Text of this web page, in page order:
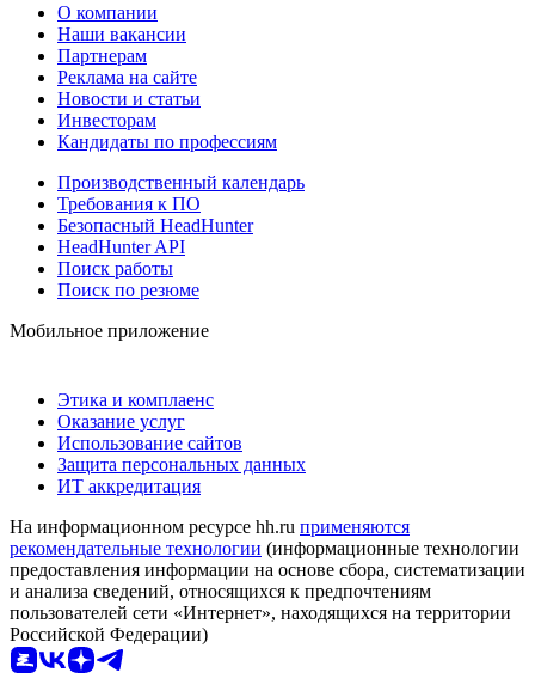
О компании
Наши вакансии
Партнерам
Реклама на сайте
Новости и статьи
Инвесторам
Кандидаты по профессиям
Производственный календарь
Требования к ПО
Безопасный HeadHunter
HeadHunter API
Поиск работы
Поиск по резюме
Мобильное приложение
Этика и комплаенс
Оказание услуг
Использование сайтов
Защита персональных данных
ИТ аккредитация
На информационном ресурсе hh.ru применяются
рекомендательные технологии (информационные технологии
предоставления информации на основе сбора, систематизации
и анализа сведений, относящихся к предпочтениям
пользователей сети «Интернет», находящихся на территории
Российской Федерации)